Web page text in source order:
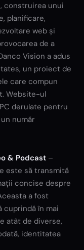
construirea unui
planificare,
web și
de a
Vision a adus
un proiect de
care compun
Website-ul
derulate pentru
număr
& Podcast –
este să transmită
concise despre
a fost
cuprindă în mai
atât de diverse,
identitatea